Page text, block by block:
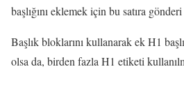
başlığını eklemek için bu satıra gönderi
Başlık bloklarını kullanarak ek H1
olsa da, birden fazla H1 etiketi